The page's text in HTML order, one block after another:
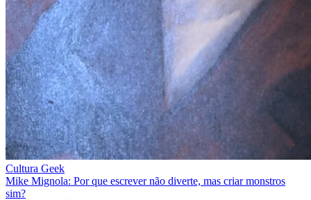
Cultura Geek
Mike Mignola: Por que escrever não diverte, mas criar monstros
sim?